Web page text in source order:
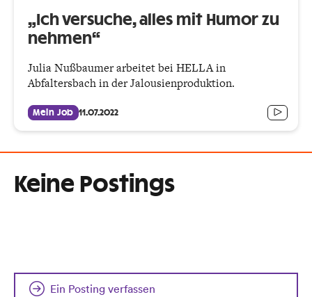
„Ich versuche, alles mit Humor zu
nehmen“
Julia Nußbaumer arbeitet bei HELLA in
Abfaltersbach in der Jalousienproduktion.
Mein Job 11.07.2022
Keine Postings
Ein Posting verfassen